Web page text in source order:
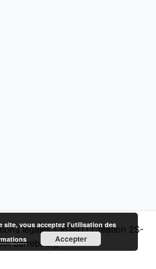
légales - RGPD|Création 2S-
Sarrebourg
site, vous acceptez l’utilisation des
Accepter